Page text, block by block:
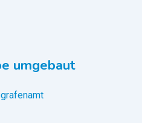
umgebaut